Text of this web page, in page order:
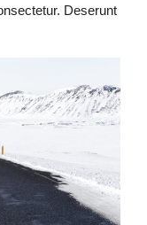
Deserunt